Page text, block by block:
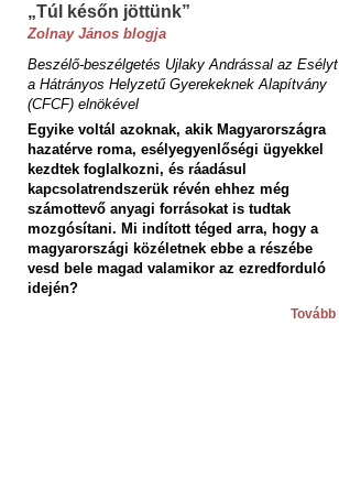
„Túl későn jöttünk”
Zolnay János blogja
Beszélő-beszélgetés Ujlaky Andrással az Esélyt
a Hátrányos Helyzetű Gyerekeknek Alapítvány
(CFCF) elnökével
Egyike voltál azoknak, akik Magyarországra
hazatérve roma, esélyegyenlőségi ügyekkel
kezdtek foglalkozni, és ráadásul
kapcsolatrendszerük révén ehhez még
számottevő anyagi forrásokat is tudtak
mozgósítani. Mi indított téged arra, hogy a
magyarországi közéletnek ebbe a részébe
vesd bele magad valamikor az ezredforduló
idején?
Tovább